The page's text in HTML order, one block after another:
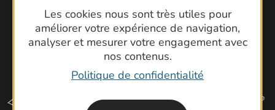
Les cookies nous sont très utiles pour
améliorer votre expérience de navigation,
analyser et mesurer votre engagement avec
nos contenus.
Politique de confidentialité